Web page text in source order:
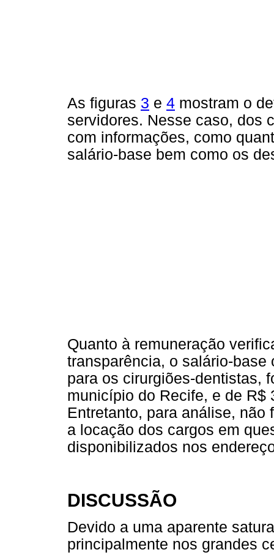
As figuras 3 e 4 mostram o
servidores. Nesse caso, dos
com informações, como
salário-base bem como os
Quanto à remuneração
transparência, o salário-
para os cirurgiões-dentistas,
município do Recife, e de R$
Entretanto, para análise,
a locação dos cargos em
disponibilizados nos
DISCUSSÃO
Devido a uma aparente
principalmente nos grandes